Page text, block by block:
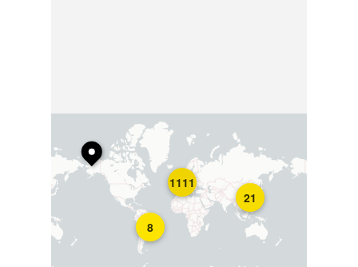
8
21
1111